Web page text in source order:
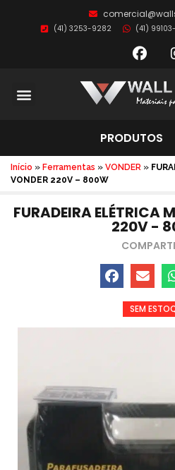
(41) 3253-9282 (41)
PRODUTOS
Início » Ferramentas » VONDER »
VONDER 220V – 800W
FURADEIRA ELÉTRICA
220V -
SEM